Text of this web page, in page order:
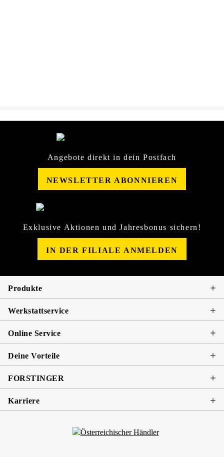
Angebote direkt in dein Postfach
NEWSLETTER ABONNIEREN
Exklusive Aktionen und Jahresbonus sichern!
IN DER FILIALE ANMELDEN
Produkte
Werkstattservice
Online Service
Deine Vorteile
FORSTINGER
Karriere